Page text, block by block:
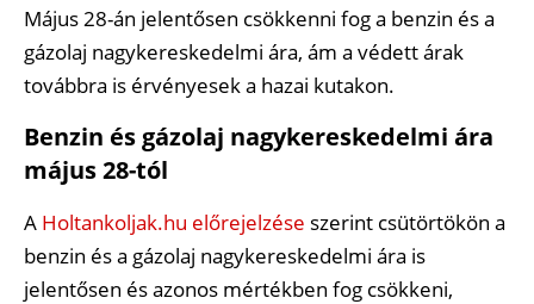
Május 28-án jelentősen csökkenni fog a benzin és a
gázolaj nagykereskedelmi ára, ám a védett árak
továbbra is érvényesek a hazai kutakon.
Benzin és gázolaj nagykereskedelmi ára
május 28-tól
A Holtankoljak.hu előrejelzése szerint csütörtökön a
benzin és a gázolaj nagykereskedelmi ára is
jelentősen és azonos mértékben fog csökkeni,